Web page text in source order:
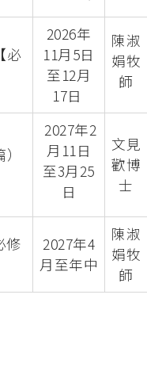
必
2026年
11月5日
至12月
17日
陳淑
娟牧
師
2027年2
月11日
至3月25
日
文見
歡博
士
修
2027年4
月至年中
陳淑
娟牧
師